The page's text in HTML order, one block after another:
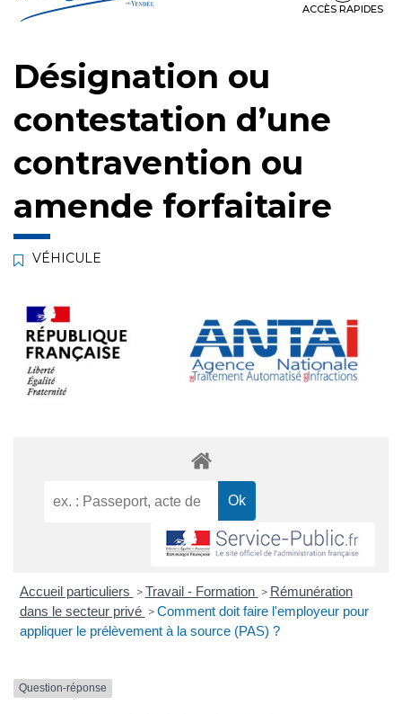
contenu
ACCÈS RAPIDES
Désignation ou
contestation d’une
contravention ou
amende forfaitaire
VÉHICULE
Accueil particuliers > Travail - Formation > Rémunération
dans le secteur privé > Comment doit faire l'employeur pour
appliquer le prélèvement à la source (PAS) ?
Question-réponse